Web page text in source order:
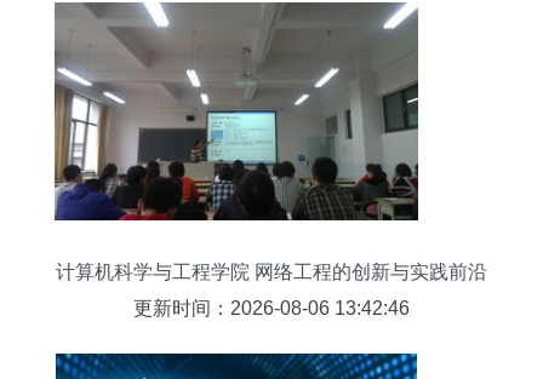
计算机科学与工程学院 网络工程的创新与实践前沿
更新时间：2026-08-06 13:42:46